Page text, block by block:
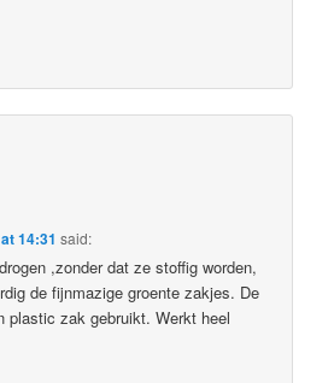
14:31 said:
,zonder dat ze stoffig worden,
de fijnmazige groente zakjes. De
plastic zak gebruikt. Werkt heel